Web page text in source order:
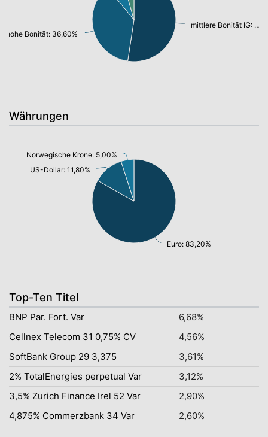
mittlere Bonität IG: 52,40%
hohe Bonität: 36,60%
Währungen
Euro: 83,20%
US-Dollar: 11,80%
Norwegische Krone: 5,00%
Top-Ten Titel
BNP Par. Fort. Var
6,68%
Cellnex Telecom 31 0,75% CV
4,56%
SoftBank Group 29 3,375
3,61%
2% TotalEnergies perpetual Var
3,12%
3,5% Zurich Finance Irel 52 Var
2,90%
4,875% Commerzbank 34 Var
2,60%